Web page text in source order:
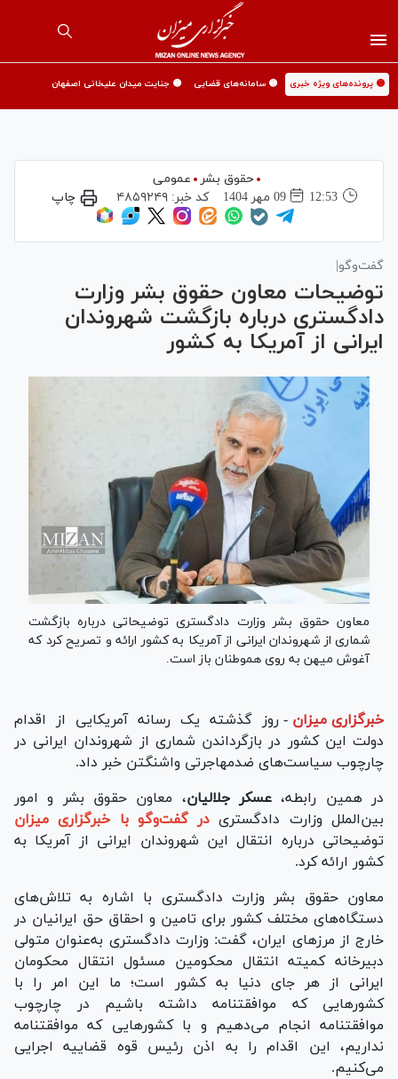
🟡 پرونده‌های ویژه خبری 🟡 سامانه‌های قضایی 🟡 جنایت میدان علیخانی اصفهان
حقوق بشر
عمومی
12:53
09 مهر 1404 کد خبر: ۴۸۵۹۲۴۹ چاپ
گفت‌وگو|
توضیحات معاون حقوق بشر وزارت
دادگستری درباره بازگشت شهروندان
ایرانی از آمریکا به کشور
معاون حقوق بشر وزارت دادگستری توضیحاتی درباره بازگشت
شماری از شهروندان ایرانی از آمریکا به کشور ارائه و تصریح کرد که
آغوش میهن به روی هموطنان باز است.
خبرگزاری میزان - روز گذشته یک رسانه آمریکایی از اقدام
دولت این کشور در بازگرداندن شماری از شهروندان ایرانی در
چارچوب سیاست‌های ضدمهاجرتی واشنگتن خبر داد.
در همین رابطه، عسکر جلالیان، معاون حقوق بشر و امور
بین‌الملل وزارت دادگستری در گفت‌و‌گو با خبرگزاری میزان
توضیحاتی درباره انتقال این شهروندان ایرانی از آمریکا به
کشور ارائه کرد.
معاون حقوق بشر وزارت دادگستری با اشاره به تلاش‌های
دستگاه‌های مختلف کشور برای تامین و احقاق حق ایرانیان در
خارج از مرز‌های ایران، گفت: وزارت دادگستری به‌عنوان متولی
دبیرخانه کمیته انتقال محکومین مسئول انتقال محکومان
ایرانی از هر جای دنیا به کشور است؛ ما این امر را با
کشور‌هایی که موافقتنامه داشته باشیم در چارچوب
موافقتنامه انجام می‌دهیم و با کشور‌هایی که موافقتنامه
نداریم، این اقدام را به اذن رئیس قوه قضاییه اجرایی
می‌کنیم.